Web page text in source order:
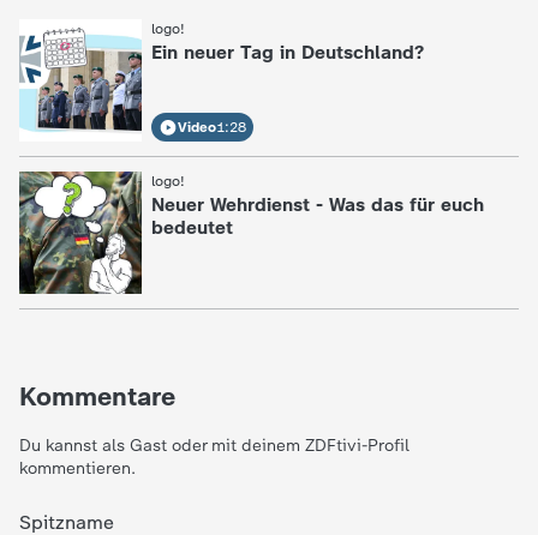
logo!
: Ein neuer Tag in Deutschland?
Video1:28
logo!
:
Neuer Wehrdienst - Was das für euch
bedeutet
Kommentare
Du kannst als Gast oder mit deinem ZDFtivi-Profil
kommentieren.
Spitzname